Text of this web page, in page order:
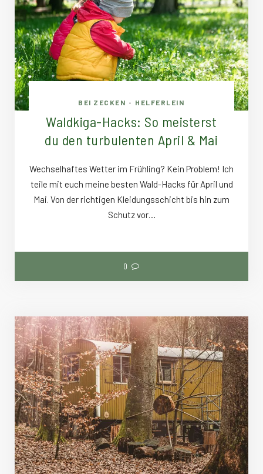
BEI ZECKEN • HELFERLEIN
Waldkiga-Hacks: So meisterst
du den turbulenten April & Mai
Wechselhaftes Wetter im Frühling? Kein Problem! Ich
teile mit euch meine besten Wald-Hacks für April und
Mai. Von der richtigen Kleidungsschicht bis hin zum
Schutz vor…
0